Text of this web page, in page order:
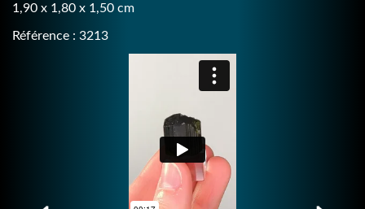
1,90 x 1,80 x 1,50 cm
Référence : 3213